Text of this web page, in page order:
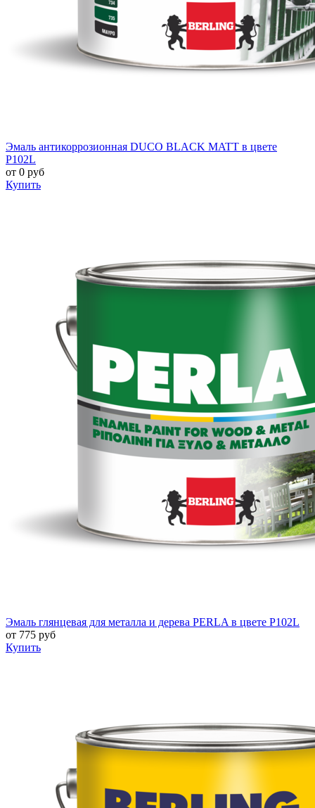
Эмаль антикоррозионная DUCO BLACK MATT в цвете
P102L
от 0 руб
Купить
Эмаль глянцевая для металла и дерева PERLA в цвете P102L
от 775 руб
Купить